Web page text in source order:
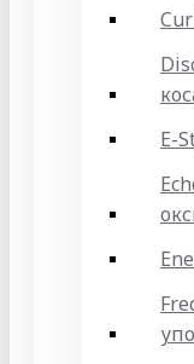
E-